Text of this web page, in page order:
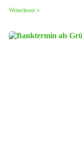
Weiterlesen »